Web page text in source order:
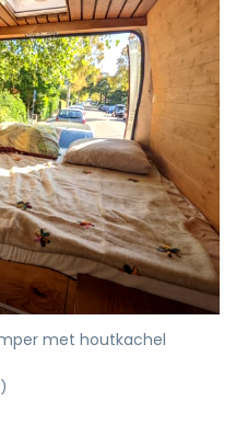
met houtkachel